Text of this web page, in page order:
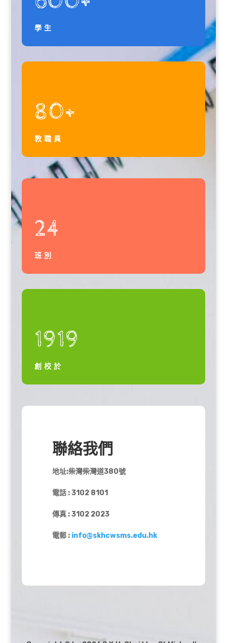
學生
80+
教職員
24
班別
1919
創校於
聯絡我們
地址:柴灣柴灣道380號
電話 : 3102 8101
傳真 : 3102 2023
電郵 : info@skhcwsms.edu.hk